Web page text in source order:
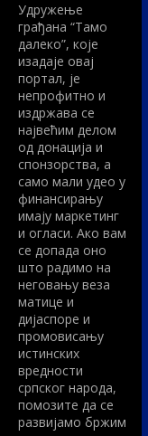
Удружење
грађана “Тамо
далеко”, које
изадаје овај
портал, је
непрофитно и
издржава се
највећим делом
од донација и
спонзорства, а
само мали удео у
финансирању
имају маркетинг
и огласи. Ако вам
се допада оно
што радимо на
неговању веза
матице и
дијаспоре и
промовисању
истинских
вредности
српског народа,
помозите да се
развијамо бржим